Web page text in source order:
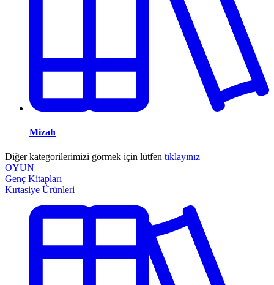
Mizah
Diğer kategorilerimizi görmek için lütfen tıklayınız
OYUN
Genç Kitapları
Kırtasiye Ürünleri